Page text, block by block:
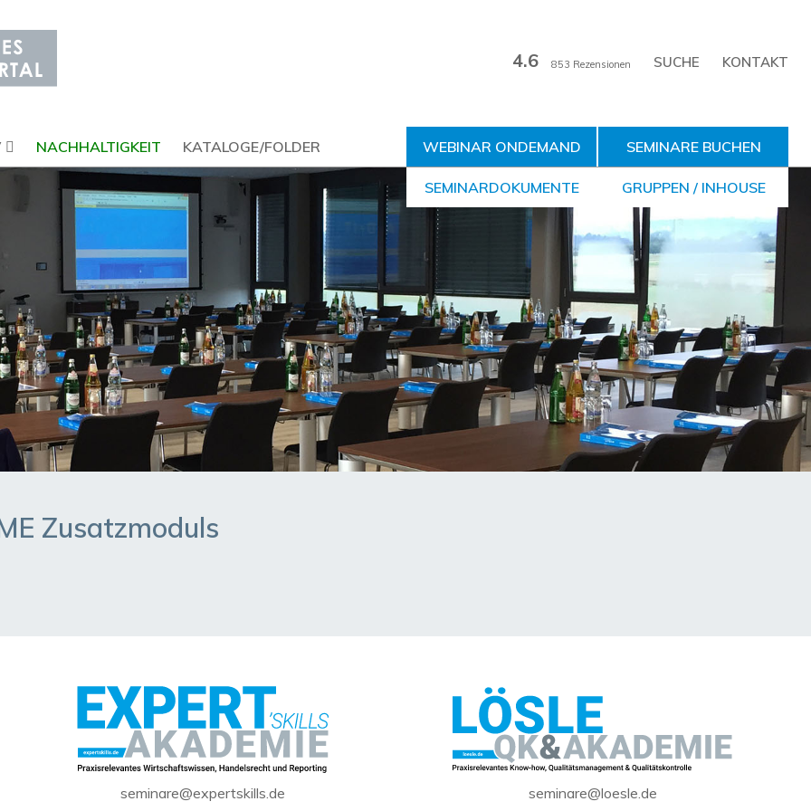
KONTAKT
4.6 853 Rezensionen
NACHHALTIGKEIT KATALOGE/FOLDER WEBINAR ONDEMAND
SEMINARDOKUMENTE
SEMINARE BUCHEN
GRUPPEN / INHOUSE
Zusatzmoduls
seminare@expertskills.de seminare@loesle.de